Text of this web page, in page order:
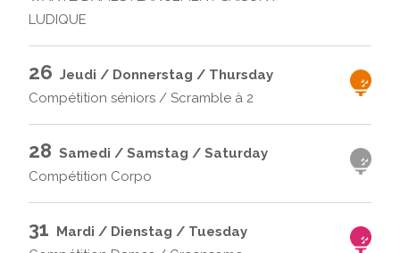
LUDIQUE
26 Jeudi / Donnerstag / Thursday
Compétition séniors / Scramble à 2
28 Samedi / Samstag / Saturday
Compétition Corpo
31 Mardi / Dienstag / Tuesday